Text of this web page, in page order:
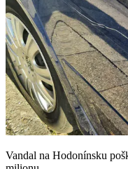
Vandal na Hodonínsku